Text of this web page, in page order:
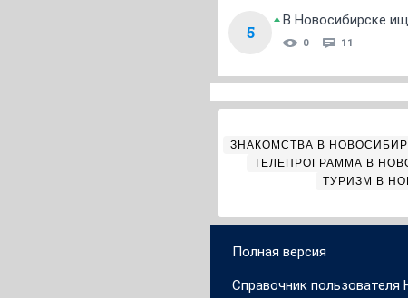
5
В Новосибирске
0 11
ЗНАКОМСТВА В
ТЕЛЕПРОГРАММА В
ТУРИЗМ В
Полная версия
Справочник пользователя